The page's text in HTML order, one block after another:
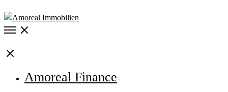
Open
Close
Amoreal Finance